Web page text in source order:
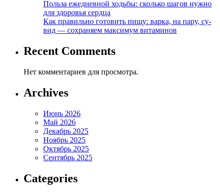
Польза ежедневной ходьбы: сколько шагов нужно
для здоровья сердца
Как правильно готовить пищу: варка, на пару, су-
вид — сохраняем максимум витаминов
Recent Comments
Нет комментариев для просмотра.
Archives
Июнь 2026
Май 2026
Декабрь 2025
Ноябрь 2025
Октябрь 2025
Сентябрь 2025
Categories